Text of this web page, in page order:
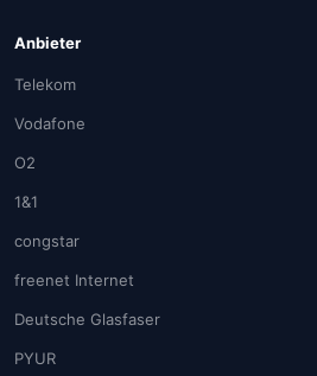
Anbieter
Telekom
Vodafone
O2
1&1
congstar
freenet Internet
Deutsche Glasfaser
PYUR